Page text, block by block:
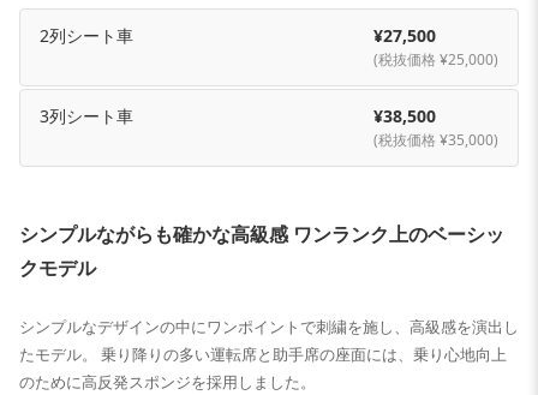
2列シート車 ¥27,500
(税抜価格 ¥25,000)
3列シート車 ¥38,500
(税抜価格 ¥35,000)
シンプルながらも確かな高級感 ワンランク上のベーシッ
クモデル
シンプルなデザインの中にワンポイントで刺繍を施し、高級感を演出し
たモデル。 乗り降りの多い運転席と助手席の座面には、乗り心地向上
のために高反発スポンジを採用しました。